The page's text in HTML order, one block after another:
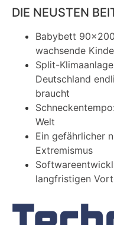
DIE NEUSTEN
Babybett
wachsende
Split-
Deutschland
braucht
Welt
Ein gefährlicher
Extremismus
langfristigen